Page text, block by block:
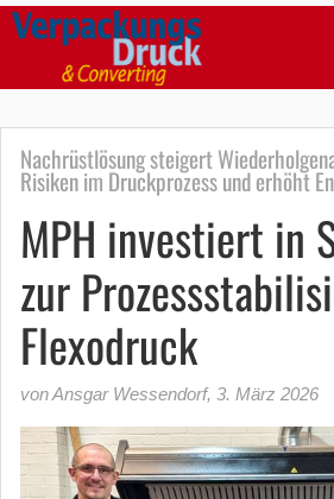
Nachrüstlösung steigert
Risiken im Druckprozess und erhöht
MPH investiert in
zur
Flexodruck
von Ansgar Wessendorf, 3. März 2026